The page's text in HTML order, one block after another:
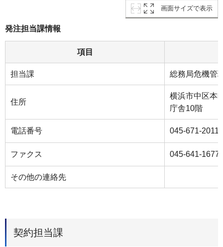
画面サイズで表示
発注担当課情報
項目
担当課 総務局危機管
住所
横浜市中区本
庁舎10階
電話番号 045-671-2011
ファクス 045-641-1677
その他の連絡先
契約担当課